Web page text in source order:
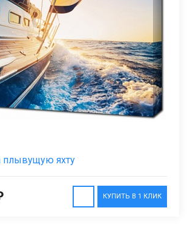
плывущую яхту
КУПИТЬ В 1 КЛИК